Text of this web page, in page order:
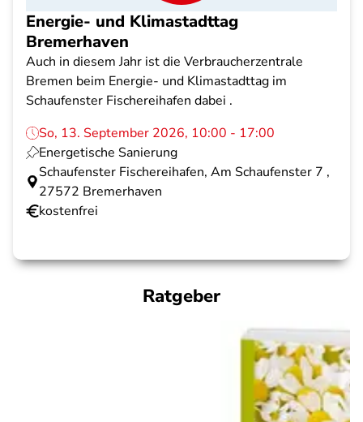
Energie- und Klimastadttag
Bremerhaven
Auch in diesem Jahr ist die Verbraucherzentrale
Bremen beim Energie- und Klimastadttag im
Schaufenster Fischereihafen dabei .
So, 13. September 2026, 10:00 - 17:00
Energetische Sanierung
Schaufenster Fischereihafen, Am Schaufenster 7 ,
27572 Bremerhaven
kostenfrei
Ratgeber